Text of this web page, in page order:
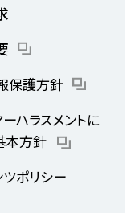
保護方針
ハラスメントに
本方針
ポリシー